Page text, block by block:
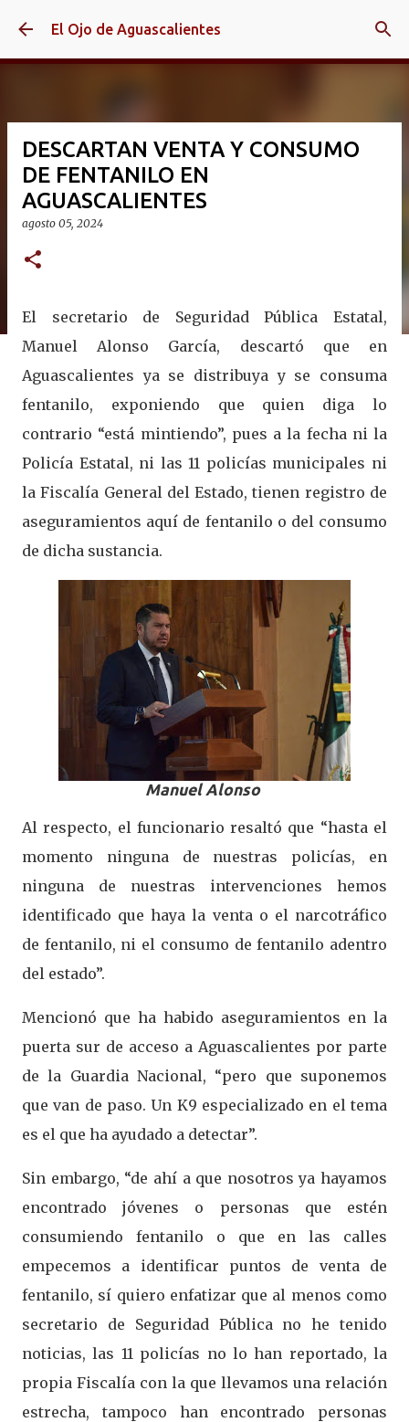
Ir al contenido principal
El Ojo de Aguascalientes
DESCARTAN VENTA Y CONSUMO
DE FENTANILO EN
AGUASCALIENTES
agosto 05, 2024
El secretario de Seguridad Pública Estatal,
Manuel Alonso García, descartó que en
Aguascalientes ya se distribuya y se consuma
fentanilo, exponiendo que quien diga lo
contrario “está mintiendo”, pues a la fecha ni la
Policía Estatal, ni las 11 policías municipales ni
la Fiscalía General del Estado, tienen registro de
aseguramientos aquí de fentanilo o del consumo
de dicha sustancia.
Manuel Alonso
Al respecto, el funcionario resaltó que “hasta el
momento ninguna de nuestras policías, en
ninguna de nuestras intervenciones hemos
identificado que haya la venta o el narcotráfico
de fentanilo, ni el consumo de fentanilo adentro
del estado”.
Mencionó que ha habido aseguramientos en la
puerta sur de acceso a Aguascalientes por parte
de la Guardia Nacional, “pero que suponemos
que van de paso. Un K9 especializado en el tema
es el que ha ayudado a detectar”.
Sin embargo, “de ahí a que nosotros ya hayamos
encontrado jóvenes o personas que estén
consumiendo fentanilo o que en las calles
empecemos a identificar puntos de venta de
fentanilo, sí quiero enfatizar que al menos como
secretario de Seguridad Pública no he tenido
noticias, las 11 policías no lo han reportado, la
propia Fiscalía con la que llevamos una relación
estrecha, tampoco han encontrado personas